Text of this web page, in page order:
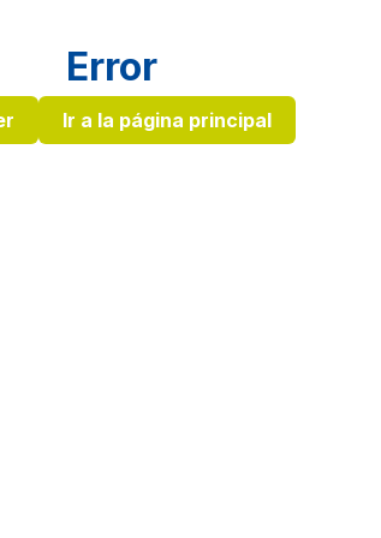
Error
Ir a la página principal